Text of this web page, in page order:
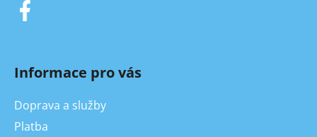
Informace pro vás
Doprava a služby
Platba